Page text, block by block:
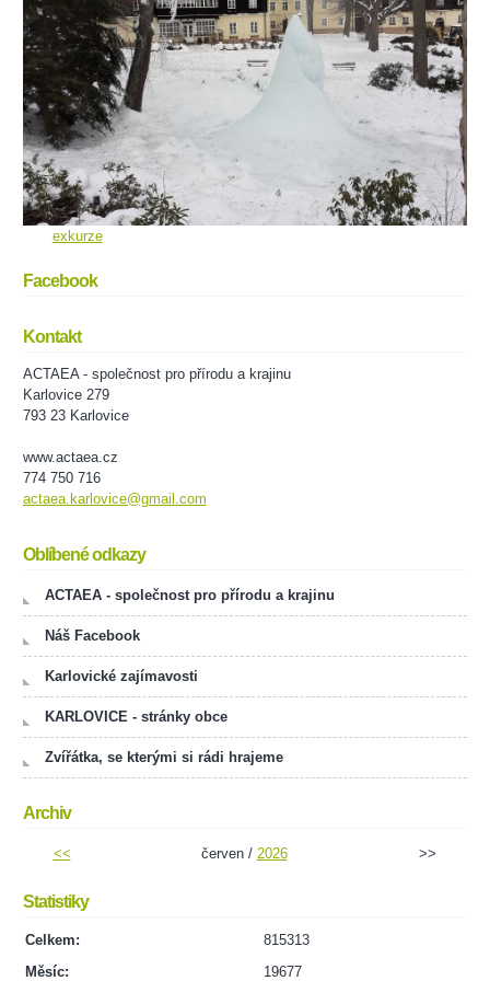
exkurze
Facebook
Kontakt
ACTAEA - společnost pro přírodu a krajinu
Karlovice 279
793 23 Karlovice
www.actaea.cz
774 750 716
actaea.karlovice@gmail.com
Oblíbené odkazy
ACTAEA - společnost pro přírodu a krajinu
Náš Facebook
Karlovické zajímavosti
KARLOVICE - stránky obce
Zvířátka, se kterými si rádi hrajeme
Archiv
<< červen / 2026 >>
Statistiky
Celkem:
815313
Měsíc:
19677